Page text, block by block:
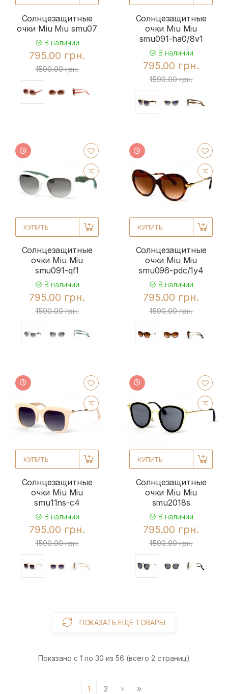
Солнцезащитные
очки Miu Miu smu07
В наличии
795.00 грн.
1590.00 грн.
Солнцезащитные
очки Miu Miu
smu091-ha0/8v1
В наличии
795.00 грн.
1590.00 грн.
КУПИТЬ
Солнцезащитные
очки Miu Miu
smu091-qf1
В наличии
795.00 грн.
1590.00 грн.
КУПИТЬ
Солнцезащитные
очки Miu Miu
smu096-pdc/1y4
В наличии
795.00 грн.
1590.00 грн.
КУПИТЬ
Солнцезащитные
очки Miu Miu
smu11ns-c4
В наличии
795.00 грн.
1590.00 грн.
КУПИТЬ
Солнцезащитные
очки Miu Miu
smu2018s
В наличии
795.00 грн.
1590.00 грн.
ПОКАЗАТЬ ЕЩЕ ТОВАРЫ
Показано с 1 по 30 из 56 (всего 2 страниц)
1 2